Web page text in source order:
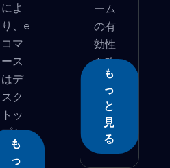
によ
り、e
コマ
ース
はデ
スク
トッ
プか
ら�...
も
っ
ーム
の有
効性
を改
善�...
も
っ
と
見
る